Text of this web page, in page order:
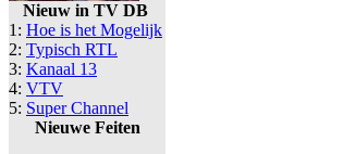
Nieuw in TV DB
1: Hoe is het Mogelijk
2: Typisch RTL
3: Kanaal 13
4: VTV
5: Super Channel
Nieuwe Feiten